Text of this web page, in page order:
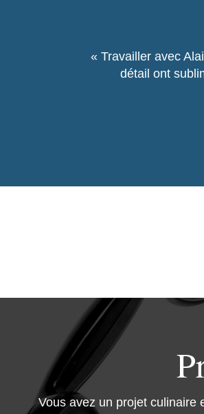
« Travailler avec
détail ont
Vous avez un projet culinaire